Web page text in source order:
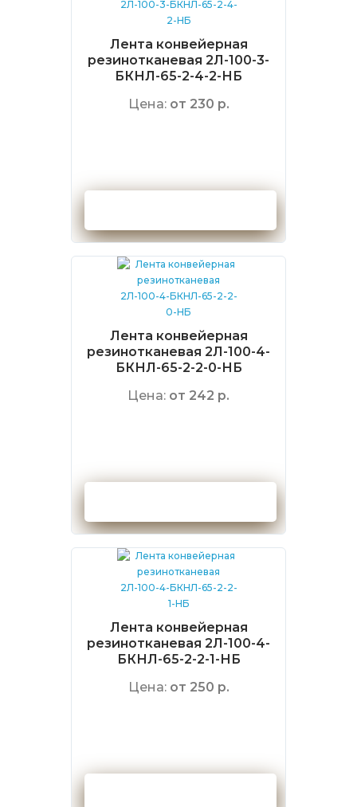
Лента конвейерная
резинотканевая 2Л-100-3-
БКНЛ-65-2-4-2-НБ
Цена: от 230 р.
Лента конвейерная
резинотканевая 2Л-100-4-
БКНЛ-65-2-2-0-НБ
Цена: от 242 р.
Лента конвейерная
резинотканевая 2Л-100-4-
БКНЛ-65-2-2-1-НБ
Цена: от 250 р.